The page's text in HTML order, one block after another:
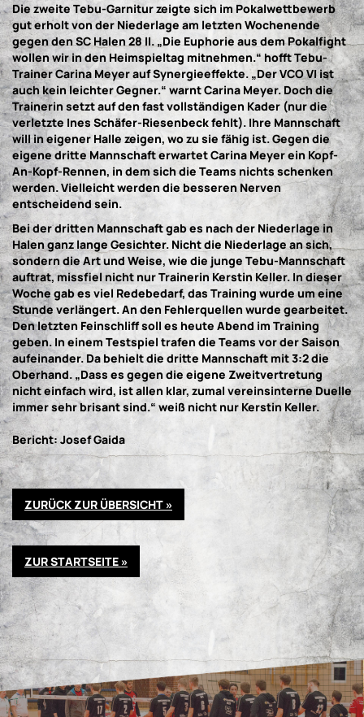
Die zweite Tebu-Garnitur zeigte sich im Pokalwettbewerb
gut erholt von der Niederlage am letzten Wochenende
gegen den SC Halen 28 II. „Die Euphorie aus dem Pokalfight
wollen wir in den Heimspieltag mitnehmen.“ hofft Tebu-
Trainer Carina Meyer auf Synergieeffekte. „Der VCO VI ist
auch kein leichter Gegner.“ warnt Carina Meyer. Doch die
Trainerin setzt auf den fast vollständigen Kader (nur die
verletzte Ines Schäfer-Riesenbeck fehlt). Ihre Mannschaft
will in eigener Halle zeigen, wo zu sie fähig ist. Gegen die
eigene dritte Mannschaft erwartet Carina Meyer ein Kopf-
An-Kopf-Rennen, in dem sich die Teams nichts schenken
werden. Vielleicht werden die besseren Nerven
entscheidend sein.
Bei der dritten Mannschaft gab es nach der Niederlage in
Halen ganz lange Gesichter. Nicht die Niederlage an sich,
sondern die Art und Weise, wie die junge Tebu-Mannschaft
auftrat, missfiel nicht nur Trainerin Kerstin Keller. In dieser
Woche gab es viel Redebedarf, das Training wurde um eine
Stunde verlängert. An den Fehlerquellen wurde gearbeitet.
Den letzten Feinschliff soll es heute Abend im Training
geben. In einem Testspiel trafen die Teams vor der Saison
aufeinander. Da behielt die dritte Mannschaft mit 3:2 die
Oberhand. „Dass es gegen die eigene Zweitvertretung
nicht einfach wird, ist allen klar, zumal vereinsinterne Duelle
immer sehr brisant sind.“ weiß nicht nur Kerstin Keller.
Bericht: Josef Gaida
ZURÜCK ZUR ÜBERSICHT »
ZUR STARTSEITE »